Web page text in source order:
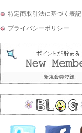
特定商取引法に基づく表記
プライバシーポリシー